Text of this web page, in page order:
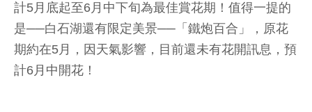
計5月底起至6月中下旬為最佳賞花期！值得一提的
是──白石湖還有限定美景──「鐵炮百合」，原花
期約在5月，因天氣影響，目前還未有花開訊息，預
計6月中開花！